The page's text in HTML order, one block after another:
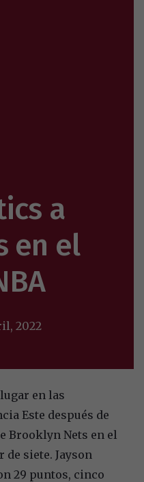
a
en el
2022
en las
Este después de
Brooklyn Nets en el
de siete. Jayson
29 puntos, cinco